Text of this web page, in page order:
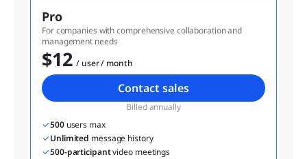
Pro
For companies with comprehensive collaboration and
management needs
$12
  / user / month
Contact sales
Billed annually
500 users max
Unlimited message history
500-participant video meetings